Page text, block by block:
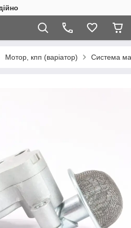
Мотор, кпп (варіатор) Система